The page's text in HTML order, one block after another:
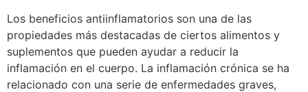
Los beneficios antiinflamatorios son una de las
propiedades más destacadas de ciertos alimentos y
suplementos que pueden ayudar a reducir la
inflamación en el cuerpo. La inflamación crónica se ha
relacionado con una serie de enfermedades graves,